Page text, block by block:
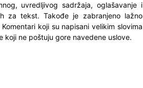
uvredljivog sadržaja, oglašavanje i
za tekst. Takođe je zabranjeno lažno
koji su napisani velikim slovima
ne poštuju gore navedene uslove.